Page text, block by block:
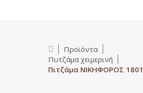
Προϊόντα
Πυτζάμα χειμερινή
Πιτζάμα ΝΙΚΗΦΟΡΟΣ 1801